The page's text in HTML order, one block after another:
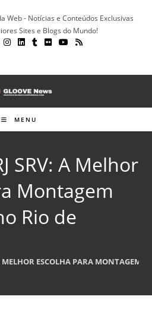
Web - Notícias e Conteúdos Exclusivas
Sites e Blogs do Mundo!
MENU
SRV: A Melhor
Montagem
Rio de
ESCOLHA PARA MONTAGEM